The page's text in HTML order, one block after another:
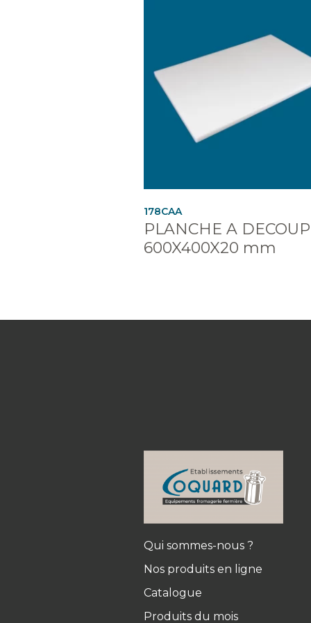
178CAA
PLANCHE A
600X400X20 mm
Qui sommes-nous ?
Nos produits en ligne
Catalogue
Produits du mois